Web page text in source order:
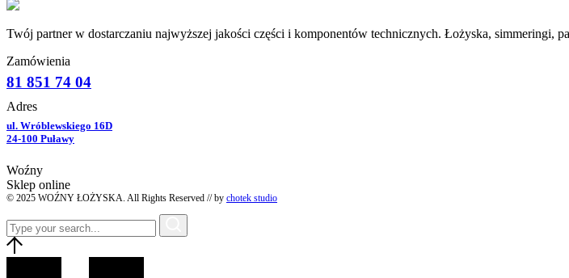
Twój partner w dostarczaniu najwyższej jakości części i komponentów technicznych. Łożyska, simmeringi,
Zamówienia
81 851 74 04
Adres
ul. Wróblewskiego 16D
24-100 Puławy
Woźny
Sklep online
© 2025 WOŹNY ŁOŻYSKA. All Rights Reserved // by chotek studio